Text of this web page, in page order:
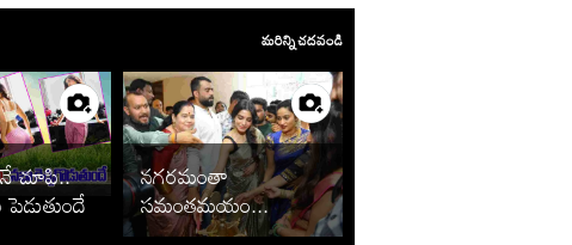
మరిన్ని చదవండి
చూపి.. నగరమంతా
సమంతమయం...